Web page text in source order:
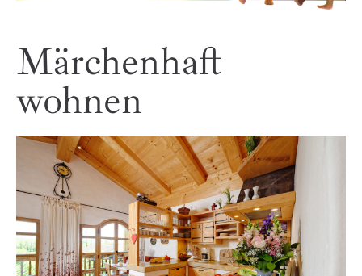
Märchenhaft
wohnen
Heuboden
2 bis 6 Pers.
Mühle
2 bis 6 Pers.